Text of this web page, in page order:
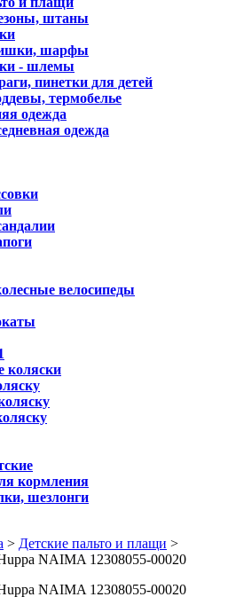
штаны
шарфы
- шлемы
пинетки для детей
термобелье
одежда
одежда
велосипеды
коляски
кормления
шезлонги
> Детские пальто и плащи >
NAIMA 12308055-00020
NAIMA 12308055-00020